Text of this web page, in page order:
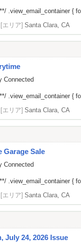
.view_email_container {
[エリア] Santa Clara, CA
Connected
.view_email_container {
[エリア] Santa Clara, CA
Garage Sale
Connected
.view_email_container {
[エリア] Santa Clara, CA
July 24, 2026 Issue